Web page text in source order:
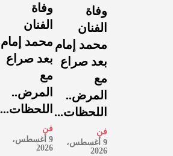
وفاة
الفنان
محمد إمام
بعد صراع
مع
المرض..
اللحظات...
فن
9 أغسطس،
2026
وفاة
الفنان
محمد إمام
بعد صراع
مع
المرض..
اللحظات...
فن
9 أغسطس،
2026